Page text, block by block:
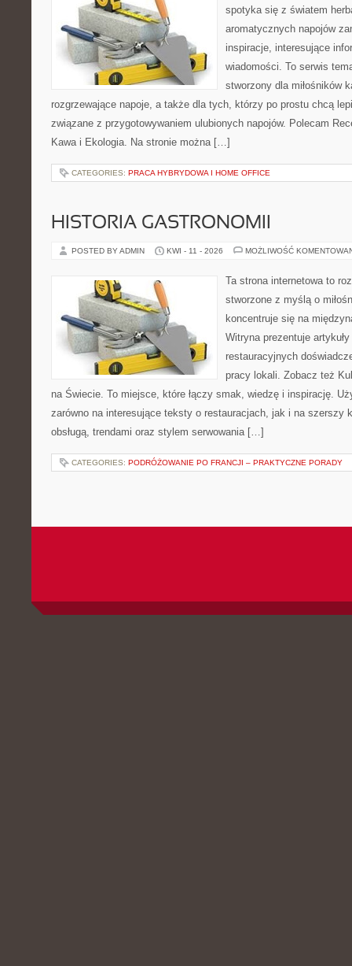
spotyka się z światem
aromatycznych napojów
inspiracje, interesujące
wiadomości. To serwis
stworzony dla miłośników
rozgrzewające napoje, a także dla tych, którzy po prostu chcą
związane z przygotowywaniem ulubionych napojów. Polecam
Kawa i Ekologia. Na stronie można […]
CATEGORIES: PRACA HYBRYDOWA I HOME OFFICE
HISTORIA GASTRONOMII
POSTED BY ADMIN KWI - 11 - 2026 MOŻLIWOŚĆ
Ta strona internetowa to
stworzone z myślą o
koncentruje się na
Witryna prezentuje
restauracyjnych
pracy lokali. Zobacz też
na Świecie. To miejsce, które łączy smak, wiedzę i inspirację.
zarówno na interesujące teksty o restauracjach, jak i na szerszy
obsługą, trendami oraz stylem serwowania […]
CATEGORIES: PODRÓŻOWANIE PO FRANCJI – PRAKTYCZNE PORADY